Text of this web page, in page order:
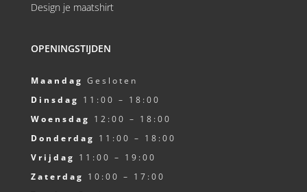
Design je maatshirt
OPENINGSTIJDEN
Maandag Gesloten
Dinsdag 11:00 – 18:00
Woensdag 12:00 – 18:00
Donderdag 11:00 – 18:00
Vrijdag 11:00 – 19:00
Zaterdag 10:00 – 17:00